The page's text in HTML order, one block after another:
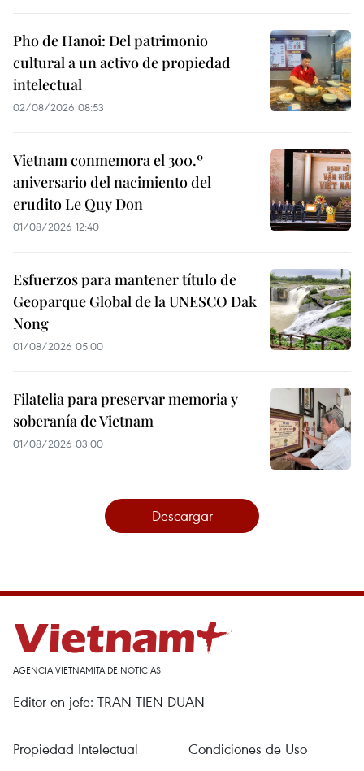
Pho de Hanoi: Del patrimonio
cultural a un activo de propiedad
intelectual
02/08/2026 08:53
Vietnam conmemora el 300.º
aniversario del nacimiento del
erudito Le Quy Don
01/08/2026 12:40
Esfuerzos para mantener título de
Geoparque Global de la UNESCO Dak
Nong
01/08/2026 05:00
Filatelia para preservar memoria y
soberanía de Vietnam
01/08/2026 03:00
Descargar
AGENCIA VIETNAMITA DE NOTICIAS
Editor en jefe: TRAN TIEN DUAN
Propiedad Intelectual
Condiciones de Uso